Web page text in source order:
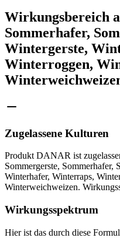
Wirkungsbereich
Sommerhafer,
Wintergerste,
Winterroggen,
Zugelassene Kulturen
Produkt DANAR ist
Sommergerste, Sommerhafer,
Winterhafer, Winterraps,
Winterweichweizen.
Wirkungsspektrum
Hier ist das durch diese